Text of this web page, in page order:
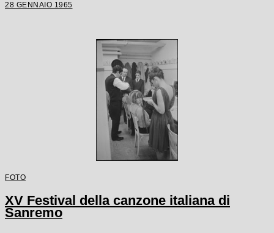
28 GENNAIO 1965
FOTO
XV Festival della canzone italiana di
Sanremo